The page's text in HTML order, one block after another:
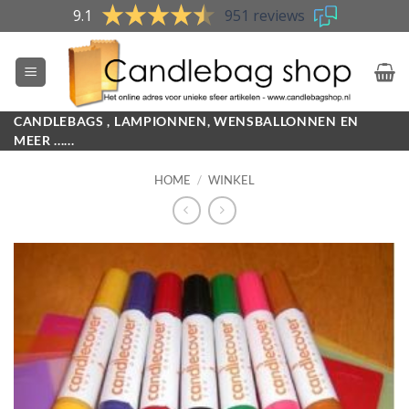
to
content
9.1 951 reviews
CANDLEBAGS , LAMPIONNEN, WENSBALLONNEN EN
MEER ......
HOME / WINKEL